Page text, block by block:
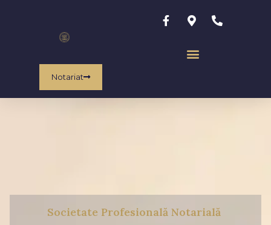
Notariat
Societate Profesională Notarială